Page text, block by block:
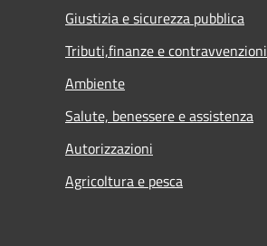
Giustizia e sicurezza pubblica
Tributi,finanze e contravvenzioni
Ambiente
Salute, benessere e assistenza
Autorizzazioni
Agricoltura e pesca